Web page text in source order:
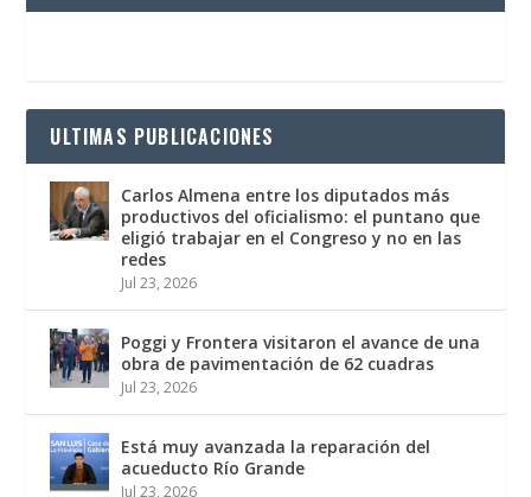
ULTIMAS PUBLICACIONES
Carlos Almena entre los diputados más
productivos del oficialismo: el puntano que
eligió trabajar en el Congreso y no en las
redes
Jul 23, 2026
Poggi y Frontera visitaron el avance de una
obra de pavimentación de 62 cuadras
Jul 23, 2026
Está muy avanzada la reparación del
acueducto Río Grande
Jul 23, 2026